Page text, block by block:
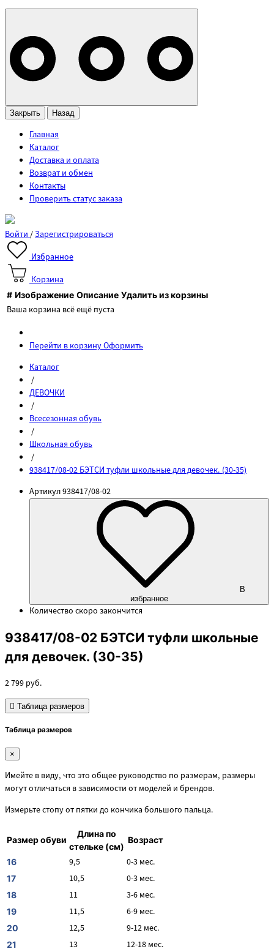
Закрыть Назад
Главная
Каталог
Доставка и оплата
Возврат и обмен
Контакты
Проверить статус заказа
Войти/Зарегистрироваться
Избранное
Корзина
# Изображение Описание Удалить из корзины
Ваша корзина всё ещё пуста
Перейти в корзинуОформить
Каталог
/
ДЕВОЧКИ
/
Всесезонная обувь
/
Школьная обувь
/
938417/08-02 БЭТСИ туфли школьные для девочек. (30-35)
Артикул938417/08-02
В
избранное
Количество скоро закончится
938417/08-02 БЭТСИ туфли школьные
для девочек. (30-35)
2 799 руб.
Таблица размеров
Таблица размеров
×
Имейте в виду, что это общее руководство по размерам, размеры
могут отличаться в зависимости от моделей и брендов.
Измерьте стопу от пятки до кончика большого пальца.
Размер обуви
Длина по
стельке (см)
Возраст
16 9,5 0-3 мес.
17 10,5 0-3 мес.
18 11 3-6 мес.
19 11,5 6-9 мес.
20 12,5 9-12 мес.
21 13 12-18 мес.